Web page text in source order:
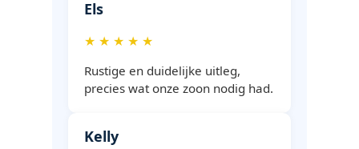
Els
★ ★ ★ ★ ★
Rustige en duidelijke uitleg,
precies wat onze zoon nodig had.
Kelly